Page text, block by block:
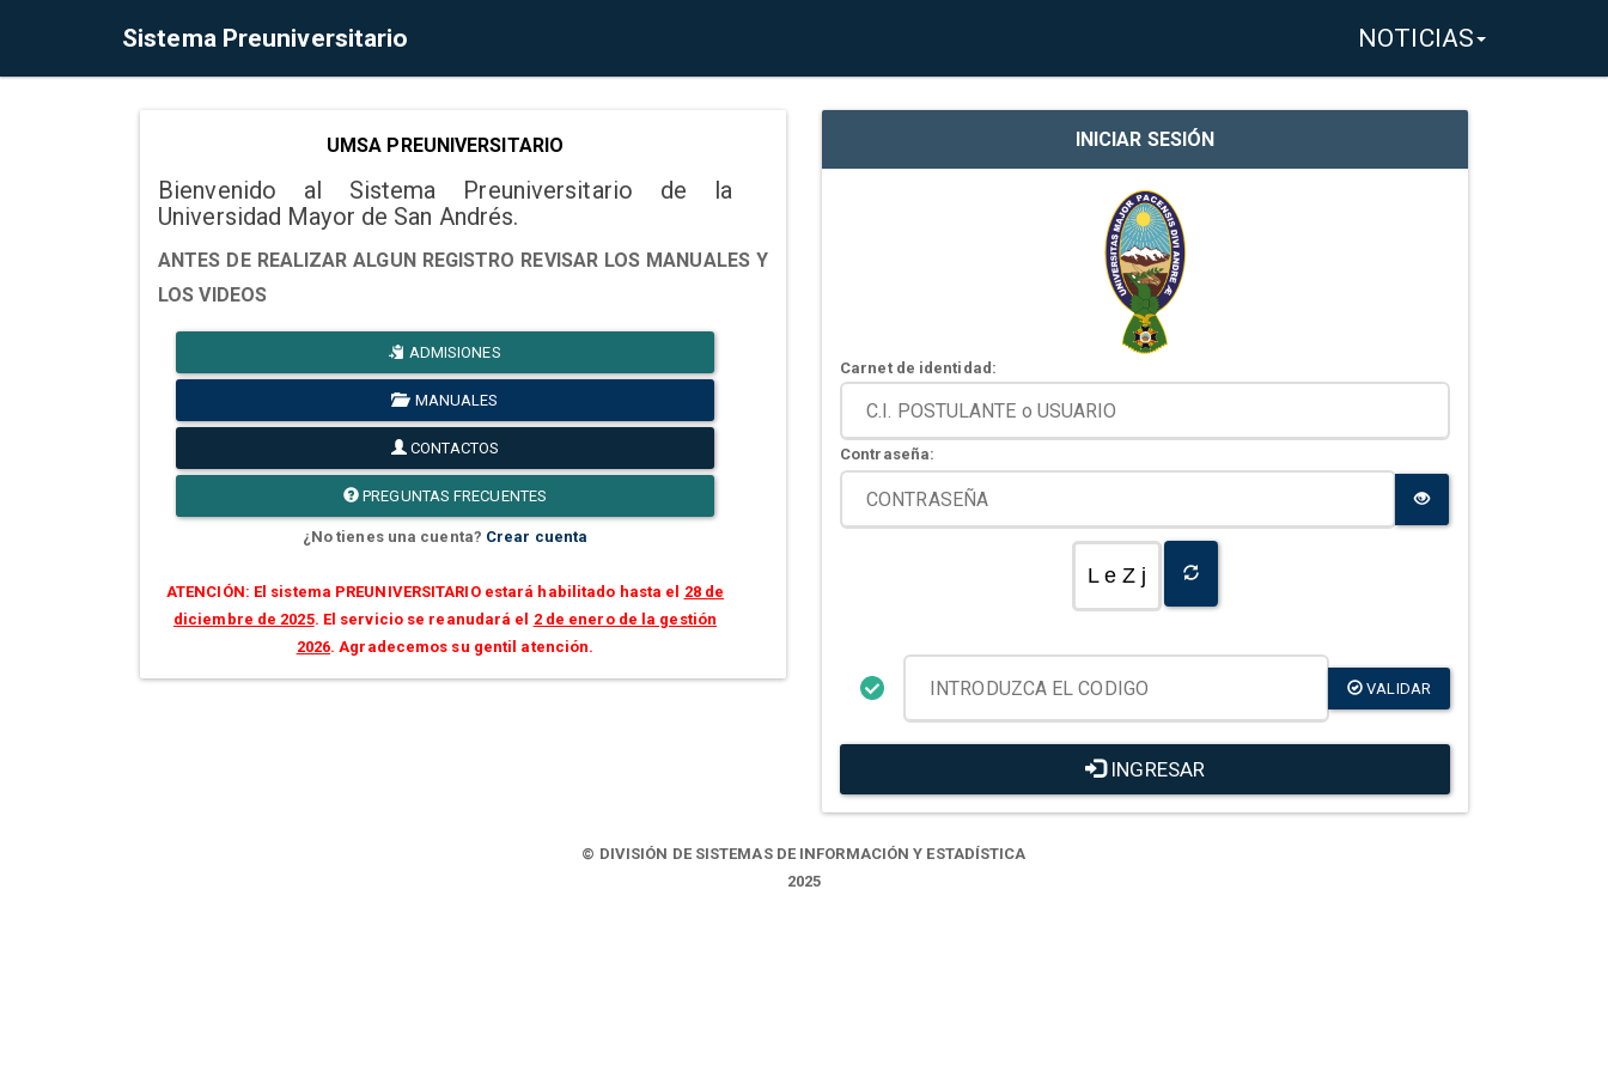
Sistema Preuniversitario NOTICIAS
UMSA PREUNIVERSITARIO
Bienvenido al Sistema Preuniversitario de la
Universidad Mayor de San Andrés.
ANTES DE REALIZAR ALGUN REGISTRO REVISAR LOS MANUALES Y
LOS VIDEOS
ADMISIONES
MANUALES
CONTACTOS
PREGUNTAS FRECUENTES
¿No tienes una cuenta? Crear cuenta
ATENCIÓN: El sistema PREUNIVERSITARIO estará habilitado hasta el 28 de
diciembre de 2025. El servicio se reanudará el 2 de enero de la gestión
2026. Agradecemos su gentil atención.
INICIAR SESIÓN
Carnet de identidad:
Contraseña:
L e Z j
VALIDAR
INGRESAR
© DIVISIÓN DE SISTEMAS DE INFORMACIÓN Y ESTADÍSTICA
2025